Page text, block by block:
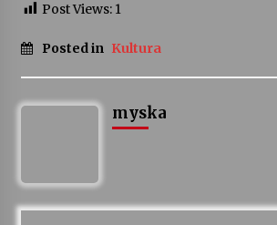
22. 7. 2026
Vysočinka
17. 7. 2026
14. 7. 2026
Post Views: 1
Posted in Kultura
myska